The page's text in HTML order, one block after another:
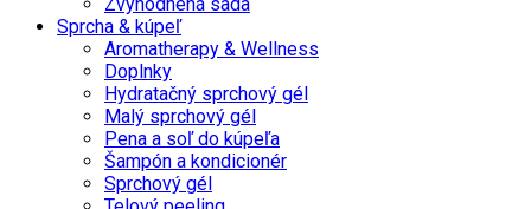
Zvýhodnená sada
Sprcha & kúpeľ
Aromatherapy & Wellness
Doplnky
Hydratačný sprchový gél
Malý sprchový gél
Pena a soľ do kúpeľa
Šampón a kondicionér
Sprchový gél